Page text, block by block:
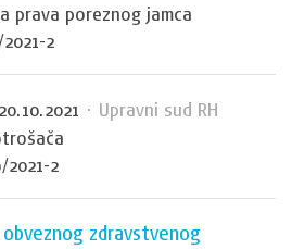
prava poreznog jamca
2
· Upravni sud RH
2021-2
zdravstvenog